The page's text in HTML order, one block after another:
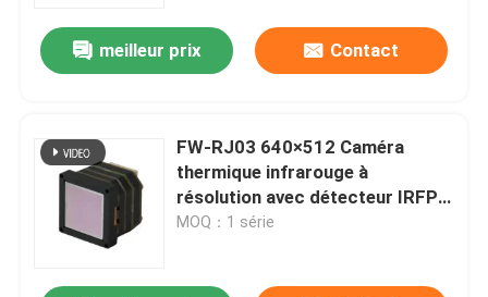
meilleur prix Contact
FW-RJ03 640×512 Caméra
thermique infrarouge à
résolution avec détecteur IRFPA
VOx non refroidi et conception
MOQ：1 série